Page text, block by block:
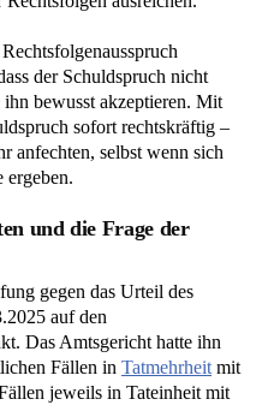
der Schuldspruch nicht
ihn bewusst akzeptieren. Mit
sofort rechtskräftig –
anfechten, selbst wenn sich
ergeben.
und die Frage der
gegen das Urteil des
auf den
Das Amtsgericht hatte ihn
Fällen in Tatmehrheit mit
jeweils in Tateinheit mit